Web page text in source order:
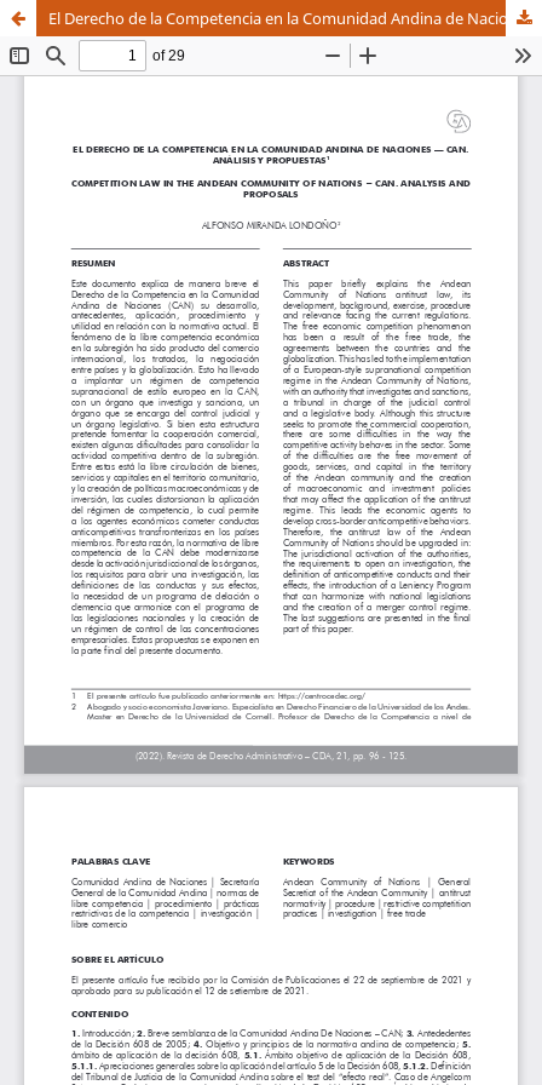
El Derecho de la Competencia en la Comunidad Andina de Naciones – can. Análisis y propuestas